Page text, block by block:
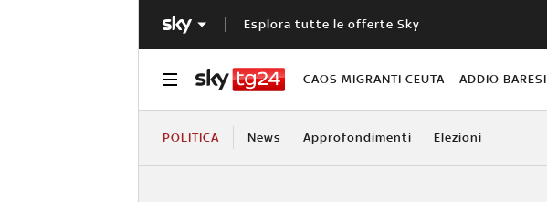
Esplora tutte le offerte Sky
CAOS MIGRANTI CEUTA ADDIO BARESI
POLITICA News Approfondimenti Elezioni